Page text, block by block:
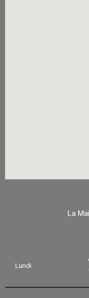
La
Lundi